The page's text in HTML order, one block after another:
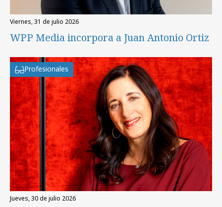
viernes, 31 de julio 2026
WPP Media incorpora a Juan Antonio Ortiz
Profesionales
jueves, 30 de julio 2026